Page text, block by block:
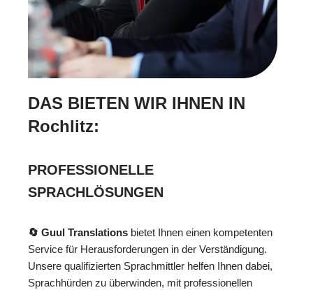
DAS BIETEN WIR IHNEN IN
Rochlitz:
PROFESSIONELLE
SPRACHLÖSUNGEN
🔄 Guul Translations bietet Ihnen einen kompetenten
Service für Herausforderungen in der Verständigung.
Unsere qualifizierten Sprachmittler helfen Ihnen dabei,
Sprachhürden zu überwinden, mit professionellen